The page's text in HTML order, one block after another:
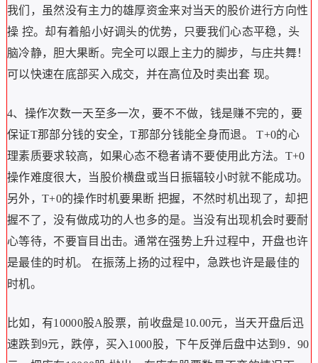
我们，虽然没有主力的雄厚资金来对当天的股价进行方向性
操 控。却有着船小好调头的优势，只要我们心态平稳，头
脑冷静，胆大果断。完全可以跟上主力的脚步，与庄共舞！
可以快速在底部买入成交，并在高位及时卖出套 现。
4、操作次数一天至多一次，要不不做，钱是赚不完的，要
保证T那部分钱的安全，T那部分钱能全身而退。 T+0的心
理素质要求较高，如果心态不稳者请不要使用此方法。T+0
操作难度很大，当股价横盘或当日振辐较小时就不能成功。
另外，T+0的操作时机要果断 把握，不然时机出现了，却把
握不了，没有做成功的人也多的是。当没有出现机会时要耐
心等待，不要盲目出击。通常在强势上升过程中，开盘也许
是最佳的时机。 在振荡上扬的过程中，急跌也许是最佳的
时机。
比如，有10000股A股票，前收盘是10.00元，当天开盘后迅
速跌到9元，跌停，买入1000股，下午反弹后盘中达到9．90